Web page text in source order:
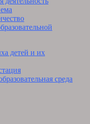
детей и их
среда